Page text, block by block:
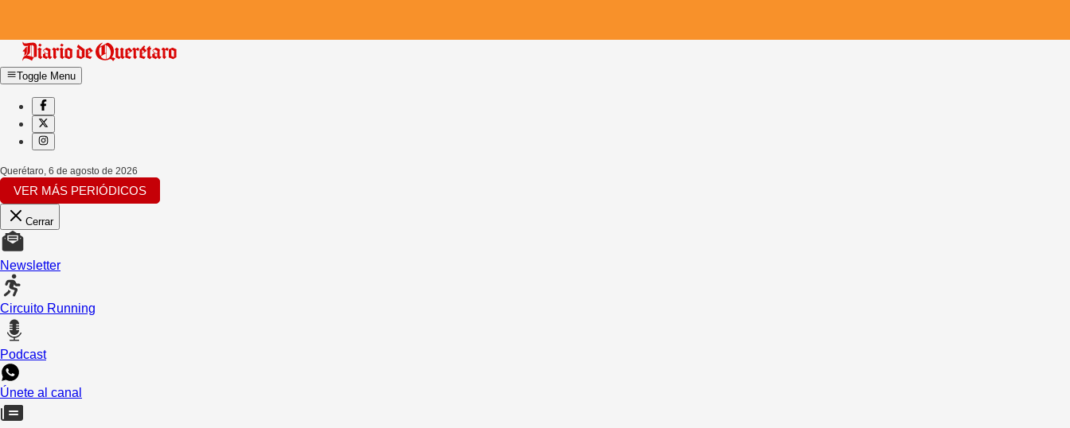
Toggle Menu
Querétaro, 6 de agosto de 2026
VER MÁS PERIÓDICOS
Cerrar
Newsletter
Circuito Running
Podcast
Únete al canal